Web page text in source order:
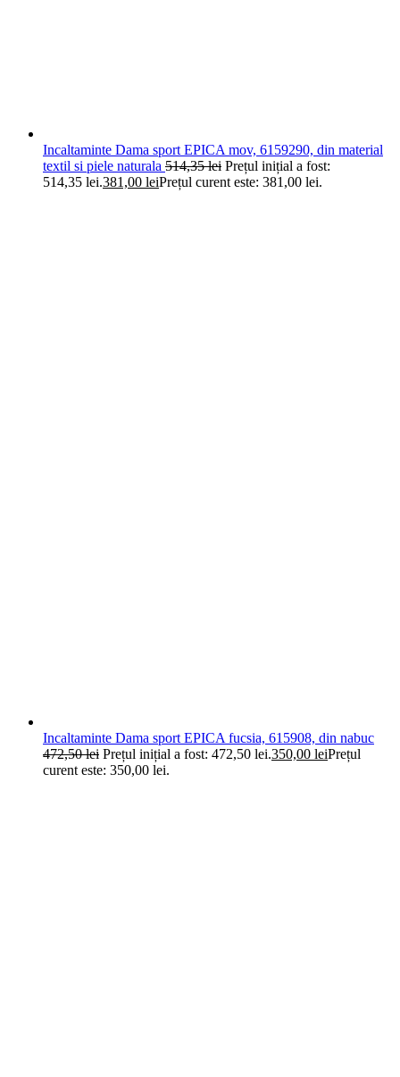
Incaltaminte Dama sport EPICA mov, 6159290, din material
textil si piele naturala 514,35lei Prețul inițial a fost:
514,35 lei.381,00 leiPrețul curent este: 381,00 lei.
Incaltaminte Dama sport EPICA fucsia, 615908, din nabuc
472,50lei Prețul inițial a fost: 472,50 lei.350,00 leiPrețul
curent este: 350,00 lei.